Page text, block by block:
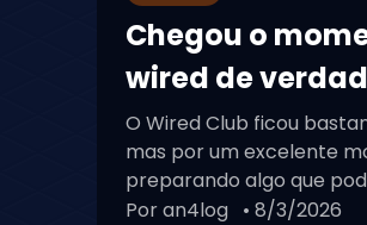
Chegou o
wired de
O Wired Club ficou
mas por um excelente
preparando algo que
Por an4log • 8/3/2026